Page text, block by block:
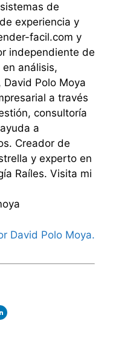
de
experiencia y
facil.com y
independiente de
análisis,
Polo Moya
a través
consultoría
a
Creador de
y experto en
Raíles. Visita mi
David Polo Moya.